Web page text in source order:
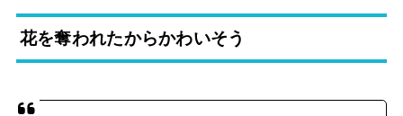
花を奪われたからかわいそう